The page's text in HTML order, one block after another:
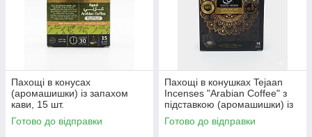
Пахощі в конусах
(аромашишки) із запахом
кави, 15 шт.
Готово до відправки
Пахощі в конушках Tejaan
Incenses "Arabian Coffee" з
підставкою (аромашишки) із
запахом кави, 10 шт.
Готово до відправки